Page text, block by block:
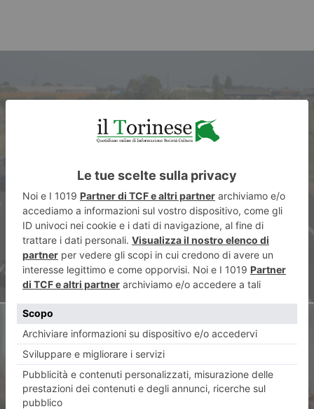
ARTICOLO PRECEDENTE
Laura Pompeo (PD): “A32
Torino–Bardonecchia, la
Regione minimizza”
ARTICOLO SUCCESSIVO